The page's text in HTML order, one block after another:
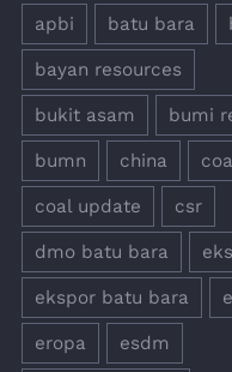
apbi batu bara
bayan resources
bukit asam bumi
bumn china
coal update csr
dmo batu bara
ekspor batu bara
eropa esdm